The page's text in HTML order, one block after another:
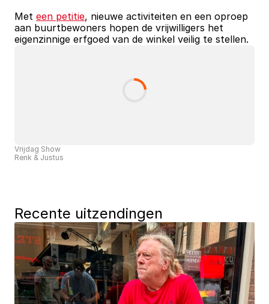
Met een petitie, nieuwe activiteiten en een oproep
aan buurtbewoners hopen de vrijwilligers het
eigenzinnige erfgoed van de winkel veilig te stellen.
Vrijdag Show
Renk & Justus
Recente uitzendingen